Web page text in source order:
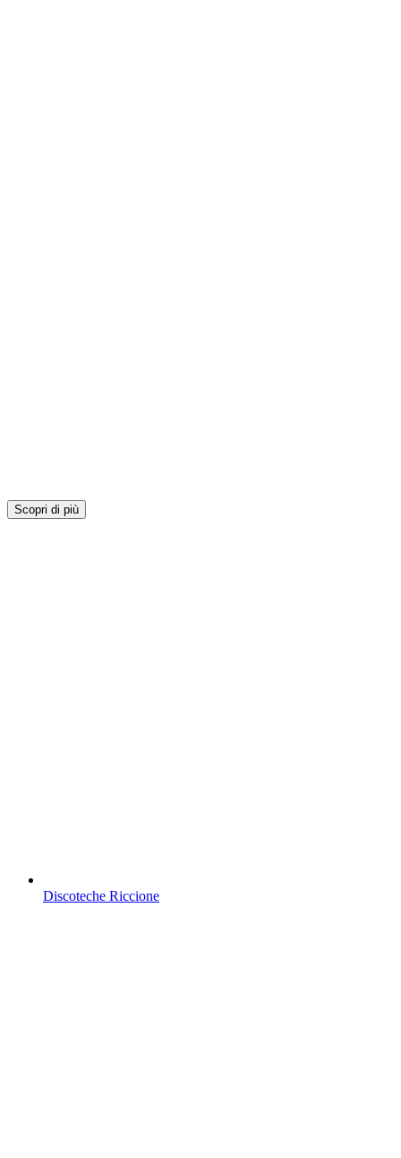
Scopri di più
Discoteche Riccione